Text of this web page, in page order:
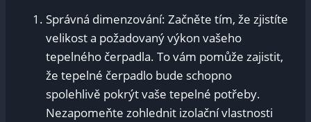
Správná dimenzování: Začněte tím, že zjistíte
velikost a požadovaný výkon vašeho
tepelného čerpadla. To vám pomůže zajistit,
že tepelné čerpadlo bude schopno
spolehlivě pokrýt vaše tepelné potřeby.
Nezapomeňte zohlednit izolační vlastnosti